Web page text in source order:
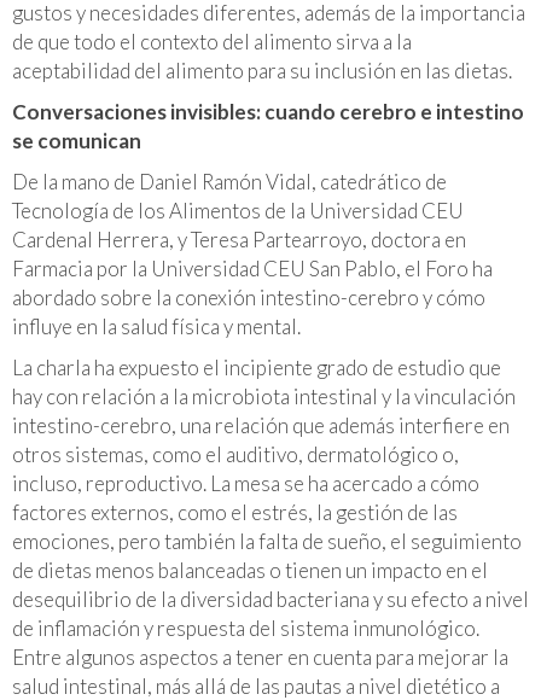
gustos y necesidades diferentes, además de la importancia
de que todo el contexto del alimento sirva a la
aceptabilidad del alimento para su inclusión en las dietas.
Conversaciones invisibles: cuando cerebro e intestino
se comunican
De la mano de Daniel Ramón Vidal, catedrático de
Tecnología de los Alimentos de la Universidad CEU
Cardenal Herrera, y Teresa Partearroyo, doctora en
Farmacia por la Universidad CEU San Pablo, el Foro ha
abordado sobre la conexión intestino-cerebro y cómo
influye en la salud física y mental.
La charla ha expuesto el incipiente grado de estudio que
hay con relación a la microbiota intestinal y la vinculación
intestino-cerebro, una relación que además interfiere en
otros sistemas, como el auditivo, dermatológico o,
incluso, reproductivo. La mesa se ha acercado a cómo
factores externos, como el estrés, la gestión de las
emociones, pero también la falta de sueño, el seguimiento
de dietas menos balanceadas o tienen un impacto en el
desequilibrio de la diversidad bacteriana y su efecto a nivel
de inflamación y respuesta del sistema inmunológico.
Entre algunos aspectos a tener en cuenta para mejorar la
salud intestinal, más allá de las pautas a nivel dietético a